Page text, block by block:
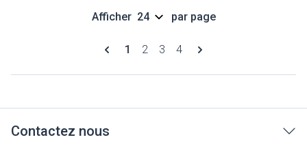
Pages
Vous lisez actuellement la page
1 Page
2 Page
3 Page
4
Afficher par page
Contactez nous